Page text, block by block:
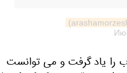
ضرب را یاد گرفت و می توانست